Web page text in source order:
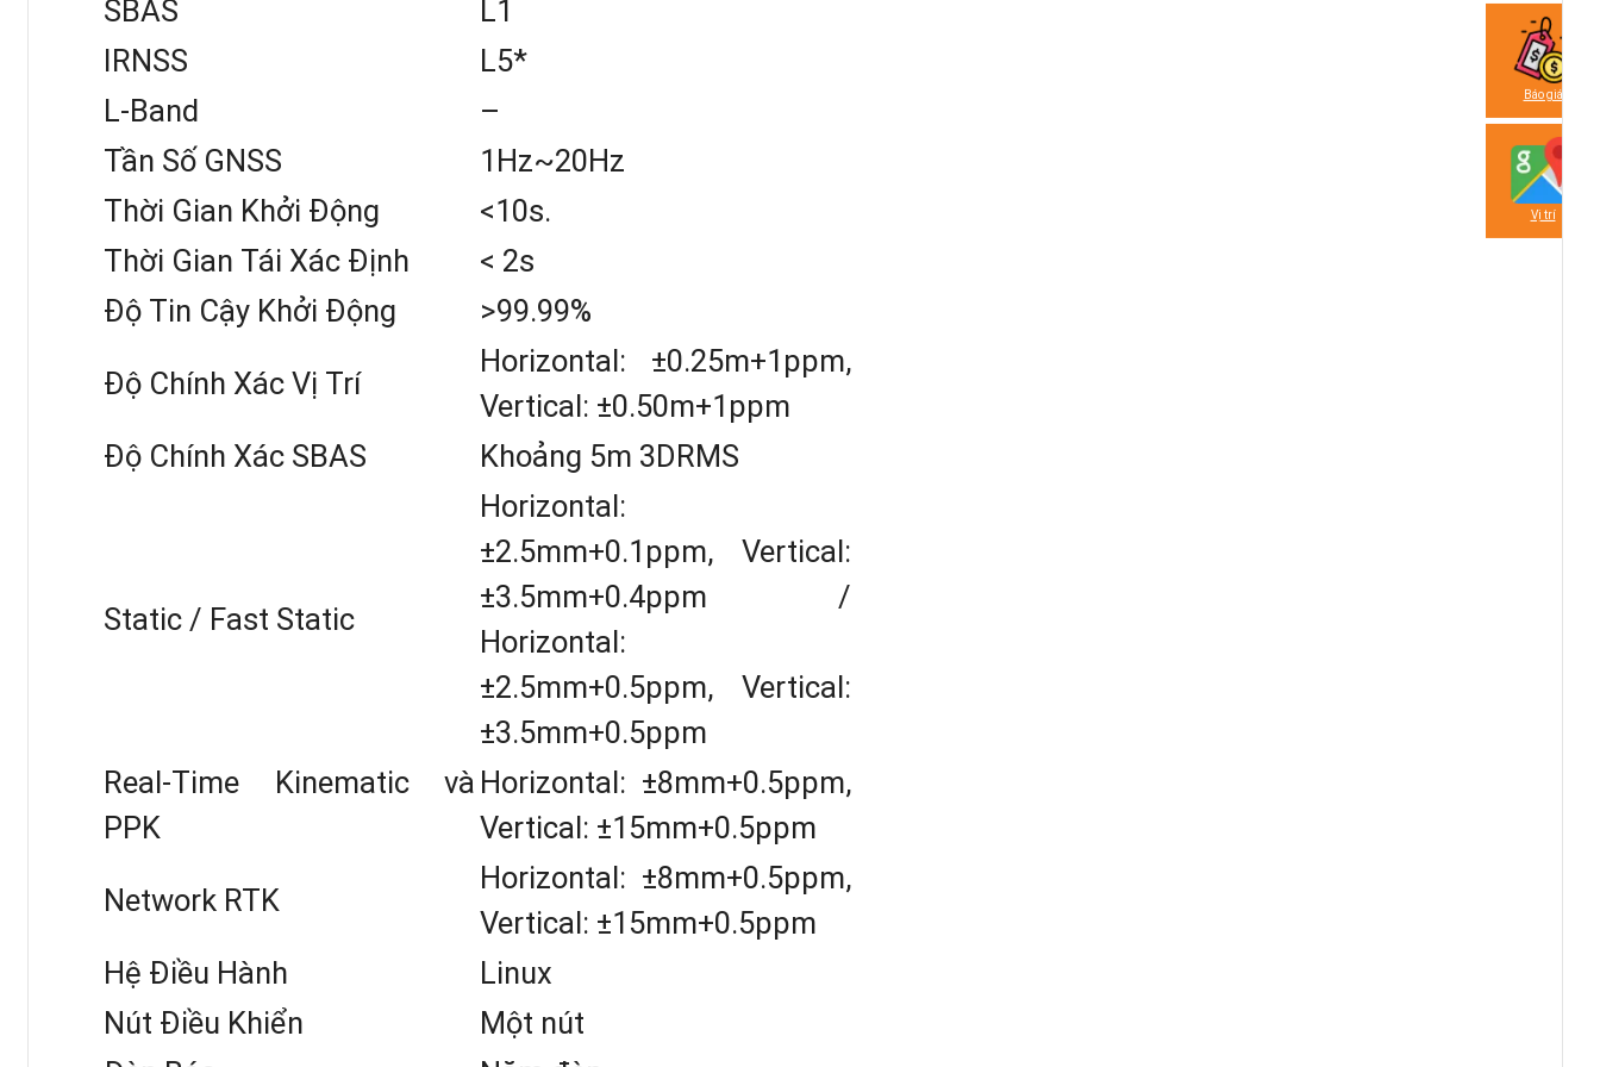
Máy GPS RTK SANDING T7 PLUS
2. Đặc Điểm Cấu Tạo Của Máy GPS RTK SANDING T7 PLUS
Thiết kế kiểu dáng: Máy GPS RTK SANDING T7 PLUS
các đèn báo hiển thị trạng thái và một nút điều khiển. Giao diện Web UI cho phép người dùng cấu
hình và giám sát thiết bị thông qua Wi-Fi và USB.
SBAS
L1
IRNSS
L5*
L-Band
–
Tần Số GNSS
1Hz~20Hz
Thời Gian Khởi Động
<10s.
Thời Gian Tái Xác Định
< 2s
Độ Tin Cậy Khởi Động
>99.99%
Độ Chính Xác Vị Trí
Horizontal: ±0.25m+1ppm,
Vertical: ±0.50m+1ppm
Độ Chính Xác SBAS
Khoảng 5m 3DRMS
Static / Fast Static
Horizontal:
±2.5mm+0.1ppm, Vertical:
±3.5mm+0.4ppm /
Horizontal:
±2.5mm+0.5ppm, Vertical:
±3.5mm+0.5ppm
Real-Time Kinematic và
PPK
Horizontal: ±8mm+0.5ppm,
Vertical: ±15mm+0.5ppm
Network RTK
Horizontal: ±8mm+0.5ppm,
Vertical: ±15mm+0.5ppm
Hệ Điều Hành
Linux
Nút Điều Khiển
Một nút
Báo giá
Vị trí